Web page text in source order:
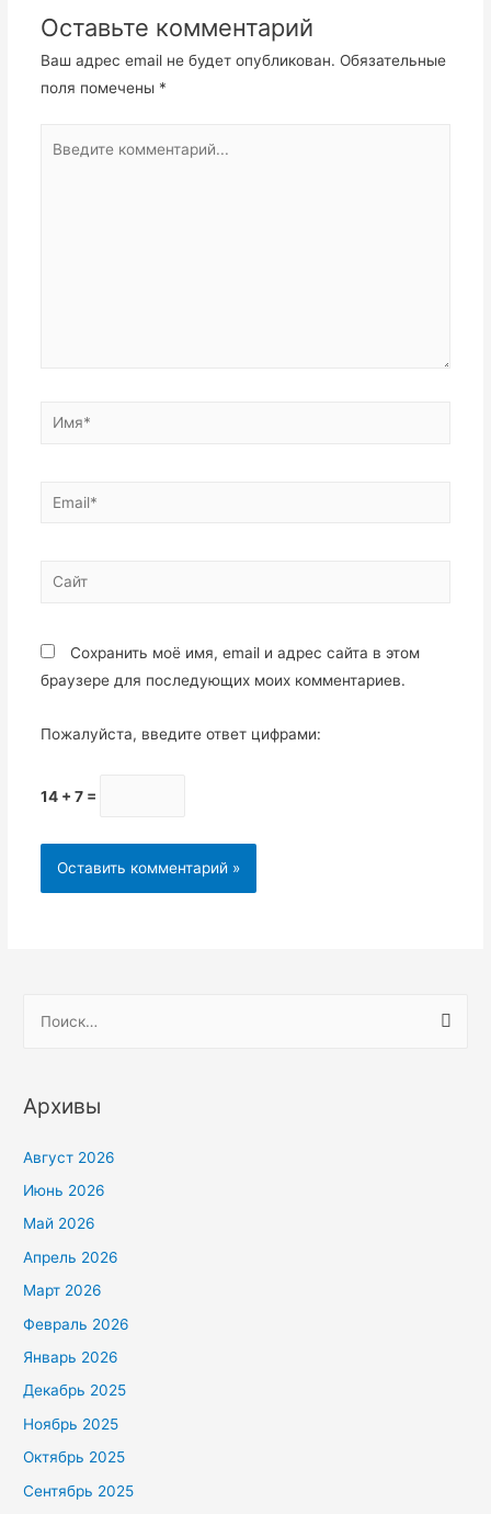
Оставьте комментарий
Ваш адрес email не будет опубликован. Обязательные
поля помечены *
Сохранить моё имя, email и адрес сайта в этом
браузере для последующих моих комментариев.
Пожалуйста, введите ответ цифрами:
14 + 7 =
Архивы
Август 2026
Июнь 2026
Май 2026
Апрель 2026
Март 2026
Февраль 2026
Январь 2026
Декабрь 2025
Ноябрь 2025
Октябрь 2025
Сентябрь 2025